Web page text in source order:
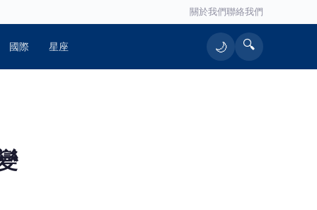
關於我們聯絡我們
國際 星座 🌙 🔍